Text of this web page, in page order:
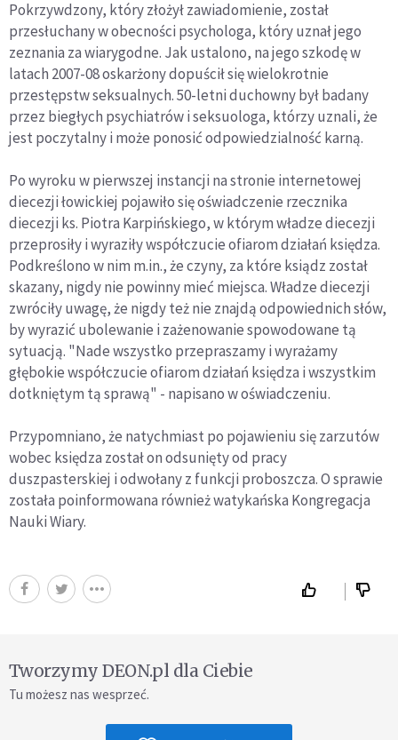
Pokrzywdzony, który złożył zawiadomienie, został
przesłuchany w obecności psychologa, który uznał jego
zeznania za wiarygodne. Jak ustalono, na jego szkodę w
latach 2007-08 oskarżony dopuścił się wielokrotnie
przestępstw seksualnych. 50-letni duchowny był badany
przez biegłych psychiatrów i seksuologa, którzy uznali, że
jest poczytalny i może ponosić odpowiedzialność karną.
Po wyroku w pierwszej instancji na stronie internetowej
diecezji łowickiej pojawiło się oświadczenie rzecznika
diecezji ks. Piotra Karpińskiego, w którym władze diecezji
przeprosiły i wyraziły współczucie ofiarom działań księdza.
Podkreślono w nim m.in., że czyny, za które ksiądz został
skazany, nigdy nie powinny mieć miejsca. Władze diecezji
zwróciły uwagę, że nigdy też nie znajdą odpowiednich słów,
by wyrazić ubolewanie i zażenowanie spowodowane tą
sytuacją. "Nade wszystko przepraszamy i wyrażamy
głębokie współczucie ofiarom działań księdza i wszystkim
dotkniętym tą sprawą" - napisano w oświadczeniu.
Przypomniano, że natychmiast po pojawieniu się zarzutów
wobec księdza został on odsunięty od pracy
duszpasterskiej i odwołany z funkcji proboszcza. O sprawie
została poinformowana również watykańska Kongregacja
Nauki Wiary.
Tworzymy DEON.pl dla Ciebie
Tu możesz nas wesprzeć.